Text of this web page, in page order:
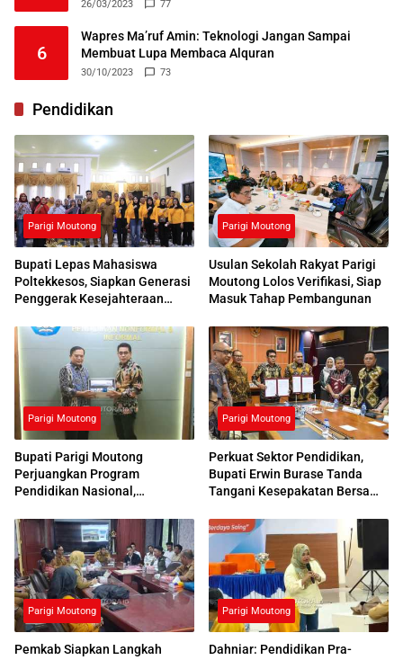
26/03/2023 77
6
Wapres Ma’ruf Amin: Teknologi Jangan Sampai
Membuat Lupa Membaca Alquran
30/10/2023 73
Pendidikan
Parigi Moutong
Bupati Lepas Mahasiswa
Poltekkesos, Siapkan Generasi
Penggerak Kesejahteraan
Parigi Moutong
Usulan Sekolah Rakyat Parigi
Moutong Lolos Verifikasi, Siap
Masuk Tahap Pembangunan
Parigi Moutong
Bupati Parigi Moutong
Perjuangkan Program
Pendidikan Nasional,
Respons Positif
Parigi Moutong
Perkuat Sektor Pendidikan,
Bupati Erwin Burase Tanda
Tangani Kesepakatan Bersama
Parigi Moutong
Pemkab Siapkan Langkah
Parigi Moutong
Dahniar: Pendidikan Pra-